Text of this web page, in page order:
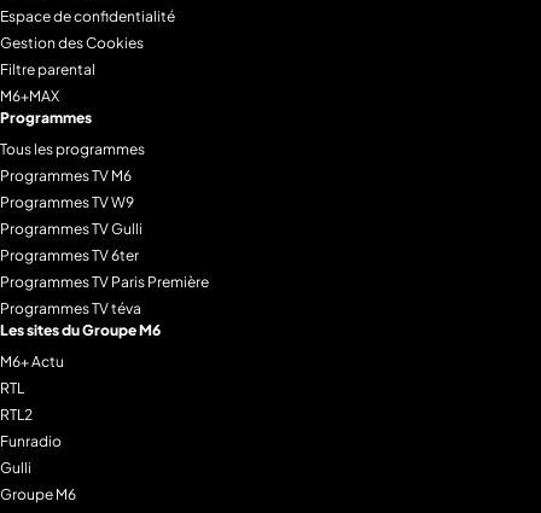
Espace de confidentialité
Gestion des Cookies
Filtre parental
M6+MAX
Programmes
Tous les programmes
Programmes TV M6
Programmes TV W9
Programmes TV Gulli
Programmes TV 6ter
Programmes TV Paris Première
Programmes TV téva
Les sites du Groupe M6
M6+ Actu
RTL
RTL2
Funradio
Gulli
Groupe M6